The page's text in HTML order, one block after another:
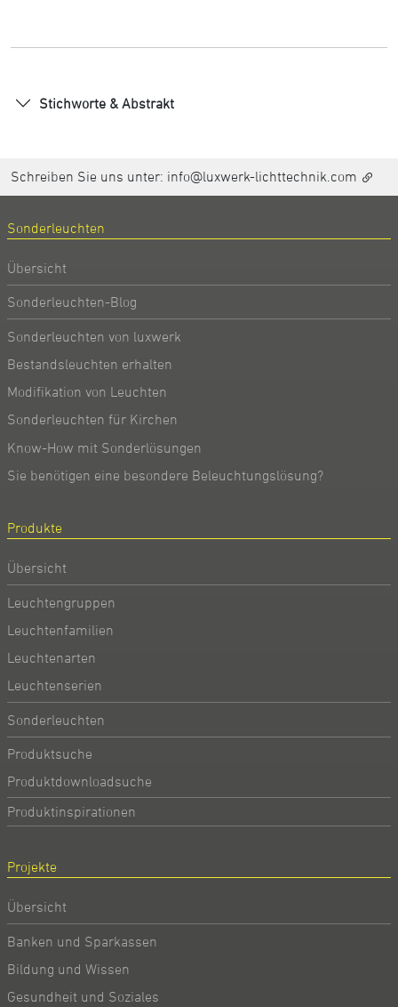
Stichworte & Abstrakt
Schreiben Sie uns unter: info@luxwerk-lichttechnik.com
Sonderleuchten
Übersicht
Sonderleuchten-Blog
Sonderleuchten von luxwerk
Bestandsleuchten erhalten
Modifikation von Leuchten
Sonderleuchten für Kirchen
Know-How mit Sonderlösungen
Sie benötigen eine besondere Beleuchtungslösung?
Produkte
Übersicht
Leuchtengruppen
Leuchtenfamilien
Leuchtenarten
Leuchtenserien
Sonderleuchten
Produktsuche
Produktdownloadsuche
Produktinspirationen
Projekte
Übersicht
Banken und Sparkassen
Bildung und Wissen
Gesundheit und Soziales